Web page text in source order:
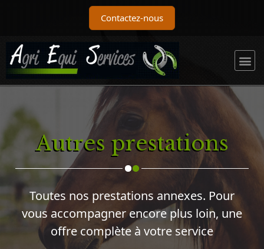
Contactez-nous
Autres prestations
Toutes nos prestations annexes. Pour
vous accompagner encore plus loin, une
offre complète à votre service